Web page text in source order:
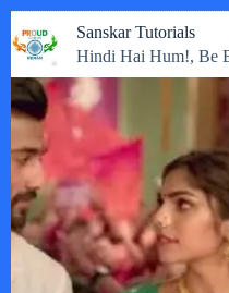
to
content
Sanskar Tutorials
Hindi Hai Hum!, Be